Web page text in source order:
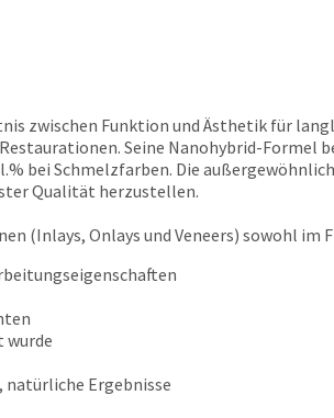
zwischen Funktion und Ästhetik für
Seine Nanohybrid-
bei Schmelzfarben. Die
Qualität herzustellen.
(Inlays, Onlays und Veneers) sowohl im
wurde
Ergebnisse